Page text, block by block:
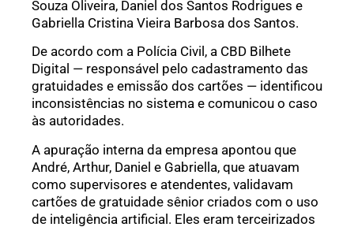
Souza Oliveira, Daniel dos Santos Rodrigues e
Gabriella Cristina Vieira Barbosa dos Santos.
De acordo com a Polícia Civil, a CBD Bilhete
Digital — responsável pelo cadastramento das
gratuidades e emissão dos cartões — identificou
inconsistências no sistema e comunicou o caso
às autoridades.
A apuração interna da empresa apontou que
André, Arthur, Daniel e Gabriella, que atuavam
como supervisores e atendentes, validavam
cartões de gratuidade sênior criados com o uso
de inteligência artificial. Eles eram terceirizados